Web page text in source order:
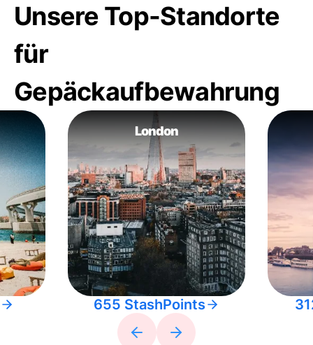
Unsere Top-Standorte
für
Gepäckaufbewahrung
London
655 StashPoints